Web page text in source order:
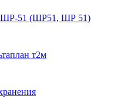
ШР-51 (ШР51, ШР 51)
т2м